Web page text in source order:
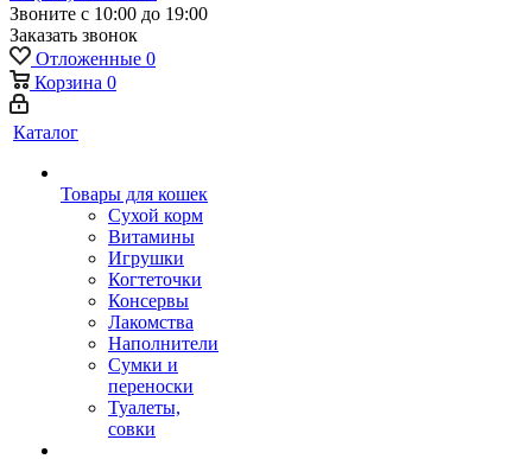
Звоните с 10:00 до 19:00
Заказать звонок
Отложенные 0
Корзина 0
Каталог
Товары для кошек
Cухой корм
Витамины
Игрушки
Когтеточки
Консервы
Лакомства
Наполнители
Сумки и
переноски
Туалеты,
совки